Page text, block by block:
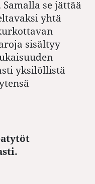
se jättää
yhtä
sisältyy
yksilöllistä